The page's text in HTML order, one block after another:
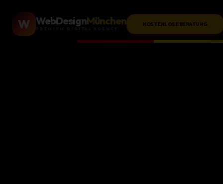
W WebDesignMünchen KOSTENLOSE BERATUNG